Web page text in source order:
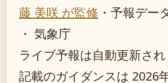
藤 美咲 が監修 ・ 予報デー
・ 気象庁
ライブ予報は自動更新され
記載のガイダンスは 2026